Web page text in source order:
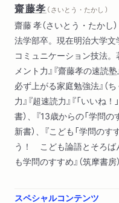
第2週 世界を動かしている
1日め システム
2日め コンセプト（概念）
3日め 理念
4日め 規範／ルール
5日め トレードオフ
6日め 近代化
7日め グローバリゼーシ
名言コラム2 福沢諭吉「
を造らず」
1日め 合理／非合理
齋藤孝 （ さいとう・たかし ）
齋藤 孝（さいとう・たか
法学部卒。現在明治大学文
コミュニケーション技法。
メント力』『齋藤孝の速読
必ず上がる家庭勉強法』（
力』『超速読力』『「いいね
書）、『13歳からの「学問の
新書）、『こども「学問のす
う！ こども論語とそろば
も学問のすすめ』（筑摩書房
スペシャルコンテンツ